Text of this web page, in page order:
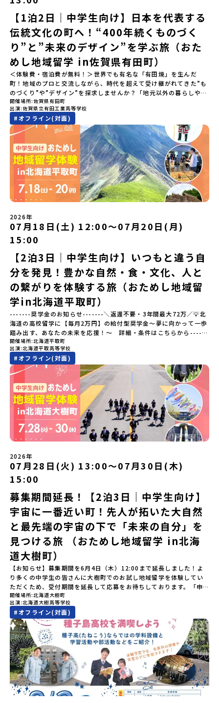
ポートするので安心・安全です！ーーーーーーーーーーーーーーー
ーーーーーーーーー📺 全体オンライン説明会（アーカイブ配信）
2026年4月22日に開催された説明会の録画をご覧いただけます。こ
の動画を見れば、あなたの「なんとなく不安」が「絶対に行ってみ
たい！」に変わるはず💡お家からリラックスして視聴してみてくだ
さいね😊▶︎全体説明会のアーカイブはこちら（アーカイブを視聴す
る）YouTube：https://youtu.be/Yt8nd04aNgA?
si=e5erbspvwz5O8_uF【アーカイブ内容】・おためし地域留学の
魅力・メリット・2026年度、日本全国20以上の対象地域について・
安心のサポート体制・質疑応答※各地域の詳細なプログラムは、以
下の【STEP2】個別説明会にて紹介しています。ーーーーーーーー
ーーーーーーーーーーーーーーーー💡疑問も不安もワクワクに変え
る！2つのステップ知りたいことに合わせて、2つの説明会をご活用
ください！【STEP1】全体オンライン説明会の視聴（☆上の動画で
いつでも視聴可能です） 〜まずは「おためし地域留学」を知りたい
方へ〜プログラムの全体像や魅力、サポート体制について解説しま
す。 【STEP2】個別プログラム説明会（☆順次ページを公開しま
す）〜「地域別のプログラム」を具体的に知りたい方へ〜 「現地で
は何をするの？」という疑問にお答えする説明会です。その場所な
らではのプログラムをたっぷりお伝えします！🚩現在公開中の個別
説明会はこちらから（順次公開予定）【5/7(木)】北海道平取町
【5/8(金)】熊本県芦北町▼おためし地域留学の情報▼おためし地域
体験」のプログラム開催情報を公式LINEにて配信中！ぜひご登録く
ださい♪気になることや不安な点は、LINEから気軽にご相談くださ
い。👉 【LINE登録はこちら】
【1泊2日｜中学生向け】日本を代表する
伝統文化の町へ！“400年続くものづく
り”と”未来のデザイン”を学ぶ旅（おた
めし地域留学 in佐賀県有田町）
＜体験費・宿泊費が無料！＞世界でも有名な「有田焼」を生んだ
町！地域のプロと交流しながら、時代を超えて受け継がれてきた”も
のづくり”や”デザイン”を探求しませんか？「地元以外の暮らしや文
化が気になる。いつか留学してみたい！」「豊かな自然と伝統文
化、町並みに興味がある！」「ものづくりやきれいなデザインが好
き！」そんな中学生のみなさんにおすすめ！「おためし地域留学体
験」は、日本全国約200の高校と連携し、地域の枠を超えて学校生活
を送る「地域みらい留学」をプチ体験できるプログラムです。はじ
めてのひとり旅でも安心！現地でもスタッフがしっかりとサポート
いたします。今回のフィールドは「佐賀県有田町（ありたちょ
う）」佐賀県の西部にある有田町は、江戸時代から400年以上続く
「窯業（ようぎょう）」の町。 窯（かま）で粘土を焼いてつくるも
のづくりが、この町の文化として今も受け継がれています。世界で
も知られる「有田焼」は、この窯業の中から生まれました。長い歴
史の中で積み重ねられてきた技術や工夫、そして“つくる人の想
い”が、この町には残っています。また、文化施設が「日本遺産」や
「日本の20世紀遺産」に認定されるなど日本を代表する伝統工芸の
町です。さらに、有田町には「日本の棚田百選」に選ばれた「岳の
棚田（たなだ）」や「名水百選」や「水源の森百選」に選ばれた
「竜門峡（りゅうもんきょう）」など、思わず立ち止まりたくなる
ような自然も広がり、歴史・文化・自然が重なり合う、“本物”に出
会える場所です。そんな歴史・文化が豊かな佐賀県有田町で実際に
町を歩きながら学ぶフィールドワークをしたり、有田焼づくりに関
わる職人、町で暮らすプロデザイナー、地元の高校で学ぶ生徒など
と交流しながら「伝統的なものづくり」や「未来のデザイン」を一
緒に探求できます。ただ体験するだけじゃなくて、 “どうしてこの形
なんだろう？” “自分だったらどんなデザインにする？” そんなふう
に考える時間も、このプログラムの大切なポイントです。ここで出
会う人や体験が、自分の「好き」や「未来」につながるかもしれま
せん。この町でしかできない、ちょっと特別な体験を、ぜひ楽しん
でみませんか？体験のおすすめポイント体験プログラム内容（予
定）＜１日目＞（PM）「オリエンテーション・自己紹介ワーク」
「有田工業高校見学」 -陶芸技術をまなぶ！「セラミック科」のま
なび場を体験 -デザインセンスをまなぶ！「デザイン科」のまなび
場を体験「フィールドワーク」 -有田の歴史ある名所巡り -有田
の歴史的な町並みを体感する「有田焼絵付けアクティビティ」 -職
人さんからまなぶ！有田焼伝統の「絵付け」体験ワークショップ
（協力：clay studio）「みんなで楽しもう！BBQ」 -BBQづく
り -仲間や地元の高校生、町の大人たちと交流・対話＜２日目＞
（AM）「1日目の振り返り」「ワークショップ」 -ゲスト講師によ
（PM）「ランチ/お土産タイム」解散※天候の状況や参加人数によ
ってプログラムを変更する場合がございます。参加概要【開催場
所】佐賀県 有田町（ありたちょう）【実施日程】7月4日（土）〜7
月5日（日）※参加が確定した方には6月5日（金） 18:30～20:00に
「参加者向け事前オンライン研修」をご案内する予定です。必ず参
加をお願いします。【集合場所・時間】7月4日(土) 12：00 JR有田
駅※12：00までにJR有田駅に到着する便で手配ください。【解散場
所・時間】7月5日(日) 13：00頃 JR有田駅【対象】中学2年生、中
学3年生【宿泊先】ありこや（佐賀県西松浦郡有田町）※地域みらい
留学生が活用している宿泊施設（シェアハウス）です。※1室1名で
宿泊いただく予定です。 【旅行代金】無料※旅行代金に含まれる費
用のうち、以下の内容が無料となります：・宿泊費（1泊分）・プロ
グラム内のアクティビティ・体験費用・一部の食事代*以下の費用は
参加者のご負担となります・集合場所までの往復交通費・お土産代
や自由時間の個人飲食費などの個人的費用【募集人数】最大5名（お
申し込み多数の場合は抽選の上決定）【参加者決定】お申し込み多
数の場合は、締め切り後1週間を目途に当落結果をご連絡いたしま
す。【申し込み受付期間】5月7日(木)12：00 から 5月21日(木)
12：00まで疑問も不安もワクワクに変える！「おためし地域留学」
ステップアップ説明会プログラムの内容を詳しく知りたい方や、お
申し込みを迷われている方向けにZoomでのオンライン配信を行い
ます。知りたい情報のレベルに合わせて、以下の2つのステップをご
活用ください。【STEP 1】全体オンライン説明会〜まずは「おため
し地域留学」を知りたい方へ〜日本全国20以上の地域から選んで参
加できる「おためし地域留学」の全体像や魅力について、説明会を
開催しました。中学生一人での参加にあたり、保護者様が特に気に
なる「安全面」や「事務局のサポート体制」についても詳しく解説
開催場所 佐賀県有田町
出演 佐賀県立有田工業高等学校
#オフライン(対面)
2026年
07月18日(土) 12:00〜07月20日(月)
15:00
【2泊3日｜中学生向け】いつもと違う自
分を発見！豊かな自然・食・文化、人と
の繋がりを体験する旅（おためし地域留
学in北海道平取町）
-------奨学金のお知らせ-------＼返還不要・3年間最大72万／💡北
海道の高校留学に【毎月2万円】の給付型奨学金～夢に向かって一歩
踏み出す、あなたの未来を応援！～ 詳細・条件はこちらから------
---------------------------＜体験費・宿泊費が無料＞累計3,000万
部以上販売された大人気マンガ「ゴールデンカムイ」の実写版映画
に登場する町！北海道の「アイヌ文化継承の地」で自然や食を体験
してみませんか？「地元以外の地域の暮らしが気になる。いつか留
学してみたい！」「アイヌ文化の歴史や、マンガに登場する世界を
自分の手で探求したい！」「自然が好きでもっと触れてあそびた
い！」そんな中学生のみなさんにおすすめ！「おためし地域留学体
験」は、日本全国約200の高校と連携し、地域の枠を超えて学校生活
を送る「地域みらい留学」をプチ体験できるプログラムです。はじ
めてのひとり旅でも安心！現地でもスタッフがしっかりとサポート
いたします。今回のフィールドは「北海道平取町（びらとりちょ
う）」北海道の南に位置する平取町（びらとりちょう）。壮大な自
然と「アイヌ文化」が継承されている町として広く知られていま
す。町名の「平取（びらとり）」は、アイヌ語「ピラ・ウトゥル」
（崖の間を意味）という言葉から名付けられました。見上げるほど
大きな山々が連なる「幌尻岳（ぽろしりだけ）」の景色は絶景！日
本一の広さを誇る「すずらん」が咲く花畑や、和牛がのんびりと過
ごす放牧地。日本一の清流に選ばれたこともある、ヤマメやニジマ
スが泳ぐ「沙流川（さるがわ）」。他の地域では見ることのできな
い圧倒的スケールの自然を味わうことができます。さらに、源義経
（みなもとのよしつね）とも縁が深いとされている地域で、義経を
祀った神社や公園などが存在し、アイヌ民族と日本の歴史を交差す
る瞬間を肌で体感できる町です。北の大地で育まれた「アイヌ文
化」とは？「アイヌ」の文化は北海道を中心とした北部周辺で、先
住民族である「アイヌ民族」によって大切に育まれてきた文化で
す。日本語とは異なる響きを持つ「アイヌ語」や、自然界のあらゆ
る物に「魂」が宿ると考える「精神文化」、祭りや家庭での行事な
どに踊られる「古式舞踊」、独特の文様による刺繍（ししゅう）、
木彫り等の工芸など、ユニークな文化が存在します。アイヌ文化で
は、人間のまわりに存在する生き物や自然のチカラ、暮らしの道具
のうち、人間にとって大切な役割を持っているものを「カムイ」と
呼んでいます。いつも自分たちを見守ってくれているもの、例え
ば、身近な動植物や、暮らしに欠かせない火、水、風、そして雄大
な山や川などもすべて「カムイ」です。この文化と精神性をテーマ
にした大人気マンガ「ゴールデンカムイ」は、累計3000万部以上販
売され、2026年3月に映画の続編も公開されるなど注目を集めてい
ます。今回は、平取町の中でもアイヌ文化に触れることのできる
「二風谷（にぶたに）コタン」へ出発！アイヌの家や暮らし、食な
どを体感することができます。ぜひ現地で味わってみてください
開催場所 北海道平取町
出演 北海道平取高等学校
#オフライン(対面)
2026年
07月28日(火) 13:00〜07月30日(木)
15:00
募集期間延長！【2泊3日｜中学生向け】
宇宙に一番近い町！先人が拓いた大自然
と最先端の宇宙の下で「未来の自分」を
見つける旅 （おためし地域留学 in北海
道大樹町）
【お知らせ】募集期間を6月4日（木）12:00まで延長しました！よ
り多くの中学生の皆さんに大樹町でのお試し地域留学を体験してい
ただくため、受付期間を延長して応募をお待ちしております。「申
し込みのタイミングを逃してしまった」という方も、この機会にぜ
ひ一歩踏み出してみませんか？※都合により締め切りを早める場合
がございます。お早目にご応募ください！-------------------------
-------------------＼返還不要・3年間最大72万／💡北海道の高校留
学に【毎月2万円】の給付型奨学金～夢に向かって一歩踏み出す、あ
なたの未来を応援！～ 詳細・条件はこちらから------------------
--------------------------ーーーーーーーーーーーーーーーーーー
ーーーーーーーーーーーーーー＜体験費・宿泊費が無料！＞民間ロ
ケットの打ち上げ成功で話題になった町！ 北海道の「宇宙版シリコ
ンバレー」を目指す大樹町で、最先端テクノロジーとどこまでも続
く大自然を肌で感じてみませんか？「地元以外の地域の暮らしが気
になる。いつか留学してみたい！」「自分の進学や将来の可能性を
開催場所 北海道大樹町
出演 北海道大樹高等学校
#オフライン(対面)